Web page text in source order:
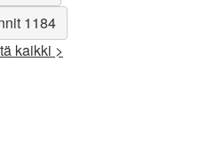
1184
kaikki >